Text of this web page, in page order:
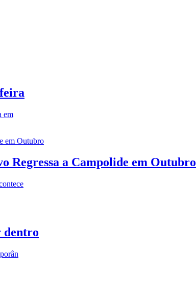
em
Regressa a Campolide em Outubro
dentro